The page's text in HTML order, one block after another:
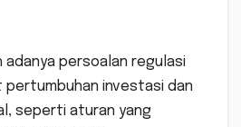
adanya persoalan regulasi
pertumbuhan investasi dan
seperti aturan yang